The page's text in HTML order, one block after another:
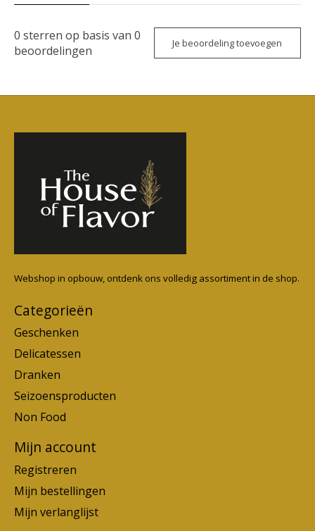
0 sterren op basis van 0
beoordelingen
Je beoordeling toevoegen
Webshop in opbouw, ontdenk ons volledig assortiment in de shop.
Categorieën
Geschenken
Delicatessen
Dranken
Seizoensproducten
Non Food
Mijn account
Registreren
Mijn bestellingen
Mijn verlanglijst